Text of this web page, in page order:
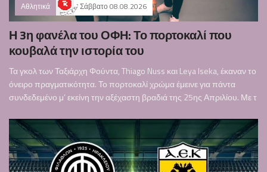
Αθλητικά Σάββατο 08.08.2026
Η 3η φανέλα του ΟΦΗ: Το πορτοκαλί που
κουβαλά την ιστορία του
Τα γκολ των Ταξιάρχη Φούντα, Thiago Nuss και Leya Iseka, έκαναν το
όνειρο πραγματικότητα. Το πορτοκαλί χρώμα έμεινε για πάντα
συνδεδεμένο μ’ εκείνη την αξέχαστη βραδιά της 25ης Απριλίου. Με τ